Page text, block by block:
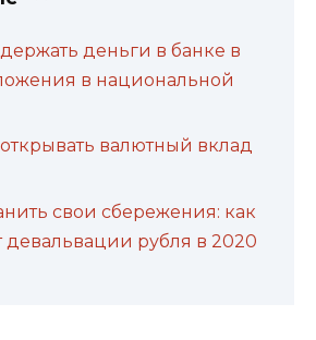
деньги в банке в
в национальной
валютный вклад
свои сбережения: как
девальвации рубля в 2020